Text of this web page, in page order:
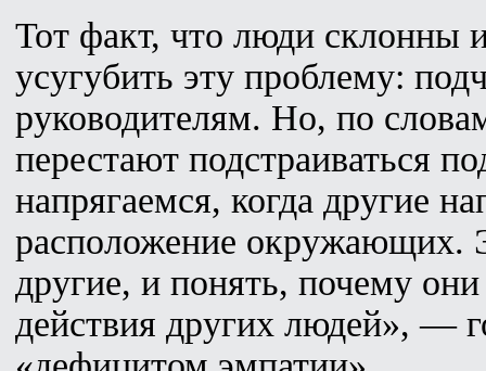
Тот факт, что люди склонны
усугубить эту проблему:
руководителям. Но, по
перестают подстраиваться
напрягаемся, когда другие
расположение окружающих.
другие, и понять, почему
действия других людей», —